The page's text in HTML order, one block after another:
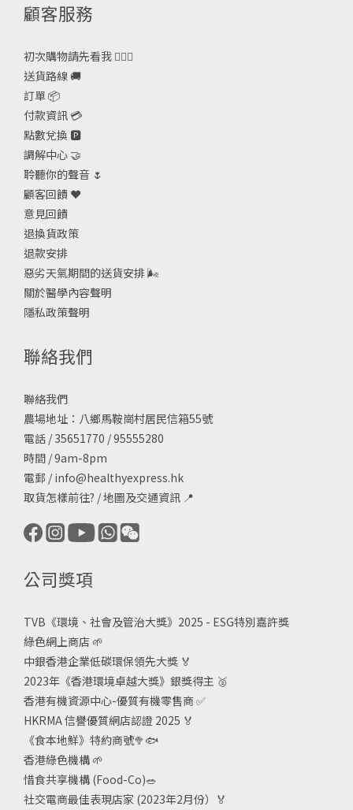
顧客服務
初次購物請先看我 🙋🏻‍♀️
送貨路線 🚚
訂單 📦
付款資訊 💳
點數兌換 🅿️
調解中心 🤝
聆聽你的聲音 🌷
顧客回饋 ❤️
意見回饋
退換貨政策
退款安排
惡劣天氣期間的送貨安排🌬
關於醫學內容聲明
隱私政策聲明
聯絡我們
聯絡我們
農場地址：八鄉馬鞍崗村居民信箱55號
電話 / 35651770 / 95555280
時間 / 9am-8pm
電郵 / info@healthyexpress.hk
取貨怎樣前往? /地圖及交通資訊 📍
公司獎項
TVB《環境、社會及管治大獎》2025 - ESG特別嘉許獎
綠色網上商店 🌱
中銀香港企業低碳環保領先大獎 🏅
2023年《香港環境卓越大獎》銀獎得主 🥈
香港有機資源中心-優質有機零售商✅
HKRMA 信譽優質網店認證 2025 🏅
《食本地鮮》特約商號🥦🐟
香港綠色機構 🌱
惜食共享機構 (Food-Co)🥗
社交電商最佳表現店家 (2023年2月份）🏅